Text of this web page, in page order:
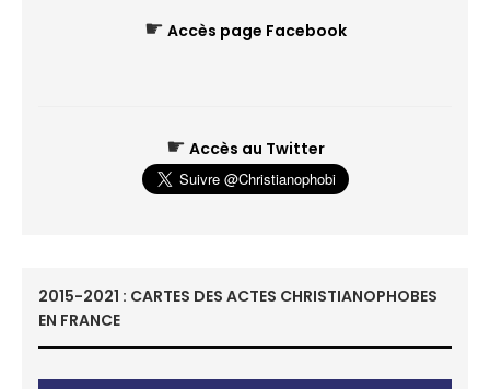
☛ Accès page Facebook
☛ Accès au Twitter
2015-2021 : CARTES DES ACTES CHRISTIANOPHOBES
EN FRANCE